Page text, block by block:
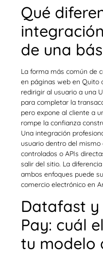
Qué
de una
La forma más común de
en páginas web en Quito
redirigir al usuario a una
para completar la
pero expone al cliente a
rompe la confianza
Una integración
usuario dentro del
controlados o APIs
salir del sitio. La
ambos enfoques puede
comercio electrónico en
Datafast y
Pay: cuál
tu modelo